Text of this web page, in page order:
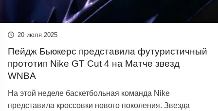
20 июля 2025
Пейдж Бьюкерс представила футуристичный
прототип Nike GT Cut 4 на Матче звезд
WNBA
На этой неделе баскетбольная команда Nike
представила кроссовки нового поколения. Звезда